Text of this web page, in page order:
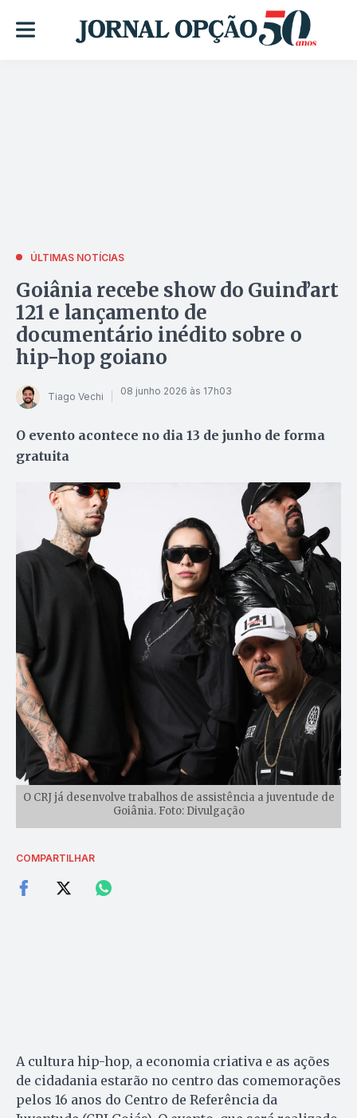
ÚLTIMAS NOTÍCIAS
Goiânia recebe show do Guind’art
121 e lançamento de
documentário inédito sobre o
hip-hop goiano
Tiago Vechi 08 junho 2026 às 17h03
O evento acontece no dia 13 de junho de forma
gratuita
O CRJ já desenvolve trabalhos de assistência a juventude de
Goiânia. Foto: Divulgação
COMPARTILHAR
A cultura hip-hop, a economia criativa e as ações
de cidadania estarão no centro das comemorações
pelos 16 anos do Centro de Referência da